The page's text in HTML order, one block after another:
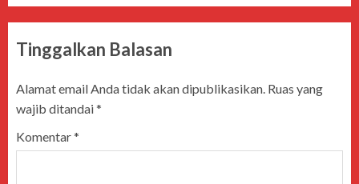
Tinggalkan Balasan
Alamat email Anda tidak akan dipublikasikan. Ruas yang
wajib ditandai*
Komentar*